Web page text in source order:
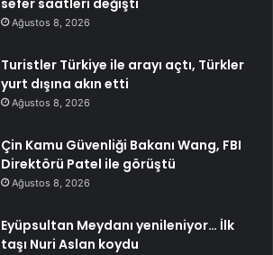
sefer saatleri değişti
Ağustos 8, 2026
Turistler Türkiye ile arayı açtı, Türkler
yurt dışına akın etti
Ağustos 8, 2026
Çin Kamu Güvenliği Bakanı Wang, FBI
Direktörü Patel ile görüştü
Ağustos 8, 2026
Eyüpsultan Meydanı yenileniyor… İlk
taşı Nuri Aslan koydu